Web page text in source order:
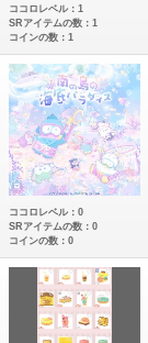
ココロレベル：1
SRアイテムの数：1
コインの数：1
ココロレベル：0
SRアイテムの数：0
コインの数：0